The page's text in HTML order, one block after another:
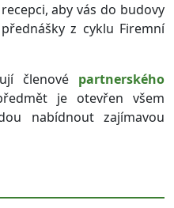
aby vás do budovy
z cyklu Firemní
členové partnerského
je otevřen všem
nabídnout zajímavou